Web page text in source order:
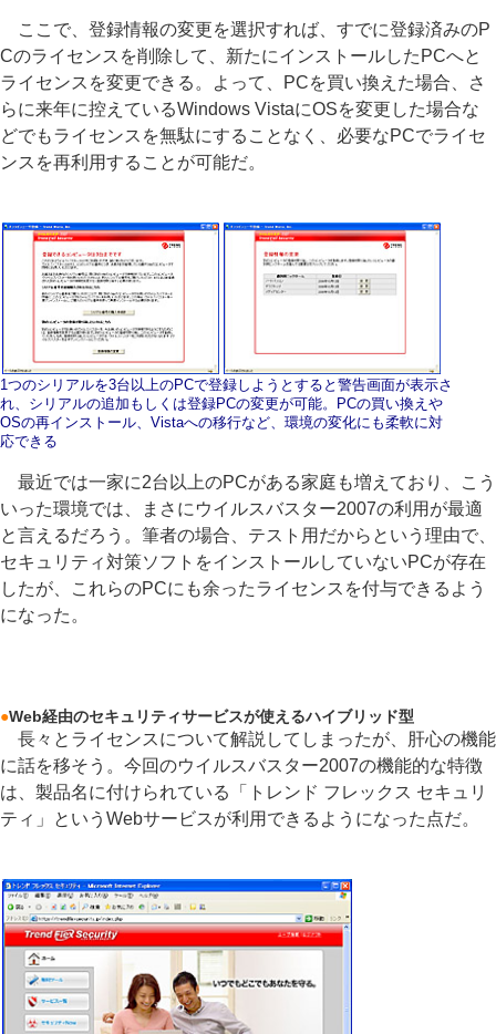
ここで、登録情報の変更を選択すれば、すでに登録済みのP
Cのライセンスを削除して、新たにインストールしたPCへと
ライセンスを変更できる。よって、PCを買い換えた場合、さ
らに来年に控えているWindows VistaにOSを変更した場合な
どでもライセンスを無駄にすることなく、必要なPCでライセ
ンスを再利用することが可能だ。
1つのシリアルを3台以上のPCで登録しようとすると警告画面が表示さ
れ、シリアルの追加もしくは登録PCの変更が可能。PCの買い換えや
OSの再インストール、Vistaへの移行など、環境の変化にも柔軟に対
応できる
最近では一家に2台以上のPCがある家庭も増えており、こう
いった環境では、まさにウイルスバスター2007の利用が最適
と言えるだろう。筆者の場合、テスト用だからという理由で、
セキュリティ対策ソフトをインストールしていないPCが存在
したが、これらのPCにも余ったライセンスを付与できるよう
になった。
●Web経由のセキュリティサービスが使えるハイブリッド型
長々とライセンスについて解説してしまったが、肝心の機能
に話を移そう。今回のウイルスバスター2007の機能的な特徴
は、製品名に付けられている「トレンド フレックス セキュリ
ティ」というWebサービスが利用できるようになった点だ。